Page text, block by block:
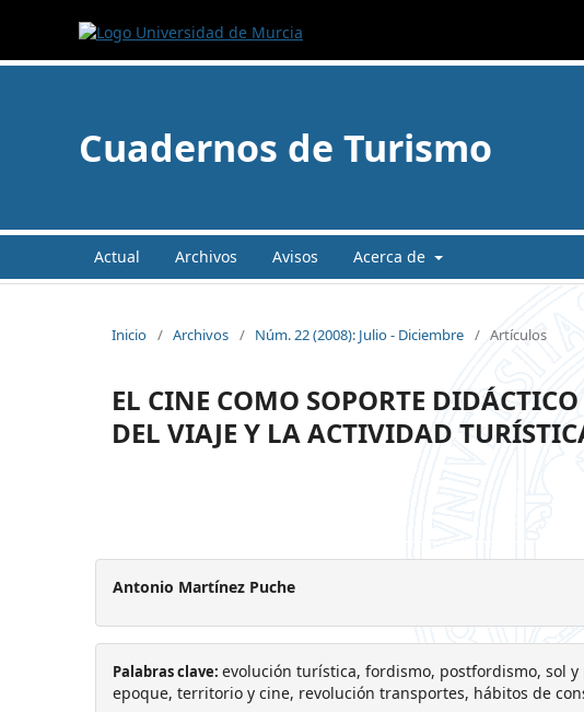
Cuadernos de Turismo
Actual Archivos Avisos Acerca de
Inicio / Archivos / Núm. 22 (2008): Julio - Diciembre / Artículos
EL CINE COMO SOPORTE
DEL VIAJE Y LA ACTIVIDAD
Antonio Martínez Puche
Palabras clave: evolución turística, fordismo, postfordismo, sol y
epoque, territorio y cine, revolución transportes, hábitos de